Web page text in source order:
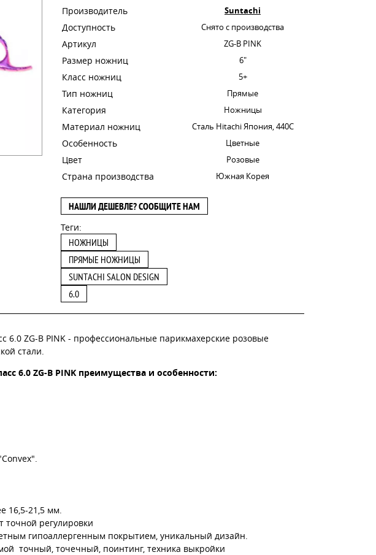
Производитель Suntachi
Доступность Снято с производства
Артикул ZG-B PINK
Размер ножниц 6"
Класс ножниц 5+
Тип ножниц Прямые
Категория Ножницы
Материал ножниц Сталь Hitachi Япония, 440C
Особенность Цветные
Цвет Розовые
Страна производства Южная Корея
НАШЛИ ДЕШЕВЛЕ? СООБЩИТЕ НАМ
Теги:
НОЖНИЦЫ
ПРЯМЫЕ НОЖНИЦЫ
SUNTACHI SALON DESIGN
6.0
ZG-B PINK - профессиональные парикмахерские розовые
стали.
6.0 ZG-B PINK преимущества и особенности:
16,5-21,5 мм.
регулировки
гипоаллергенным покрытием, уникальный дизайн.
точный, точечный, поинтинг, техника выкройки